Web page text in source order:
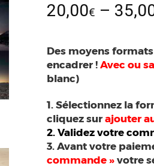
20,00€ –
Des moyens
encadrer !Avec ou
blanc)
1. Sélectionnez la
cliquez surajouter
2. Validez votre
3. Avant votre
commande » votre